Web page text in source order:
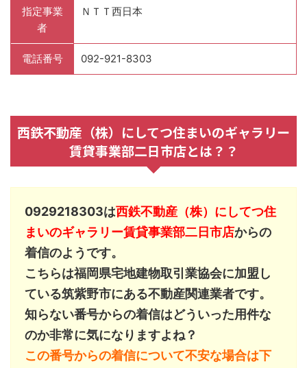
指定事業
者
ＮＴＴ西日本
電話番号 092-921-8303
西鉄不動産（株）にしてつ住まいのギャラリー
賃貸事業部二日市店とは？？
0929218303は西鉄不動産（株）にしてつ住
まいのギャラリー賃貸事業部二日市店からの
着信のようです。
こちらは福岡県宅地建物取引業協会に加盟し
ている筑紫野市にある不動産関連業者です。
知らない番号からの着信はどういった用件な
のか非常に気になりますよね？
この番号からの着信について不安な場合は下